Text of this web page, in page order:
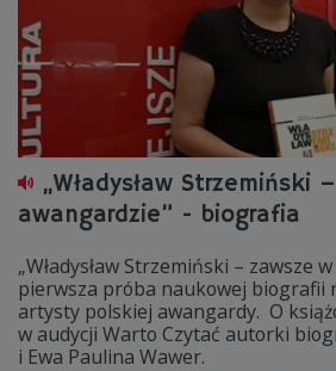
„Władysław Strzemiński
awangardzie” - biografia
„Władysław Strzemiński – zawsze
pierwsza próba naukowej biografii
artysty polskiej awangardy. O
w audycji Warto Czytać autorki
i Ewa Paulina Wawer.